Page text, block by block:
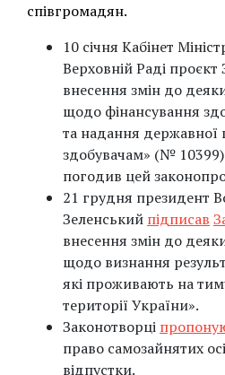
співгромадян.
10 січня Кабінет
Верховній Раді
внесення змін до
щодо фінансування
та надання державної
здобувачам» (№
погодив цей
21 грудня президент
Зеленський підписав
внесення змін до
щодо визнання
які проживають на
території України».
Законотворці
право самозайнятих
відпустки.